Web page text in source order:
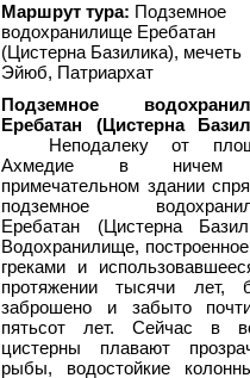
Маршрут тура: Подземное
водохранилище Еребатан
(Цистерна Базилика), мечеть
Эйюб, Патриархат
Подземное
Еребатан (Цистерна
Неподалеку от
Ахмедие в ничем
примечательном здании
подземное
Еребатан (Цистерна
Водохранилище,
греками и
протяжении тысячи лет,
заброшено и забыто
пятьсот лет. Сейчас в
цистерны плавают
рыбы, водостойкие